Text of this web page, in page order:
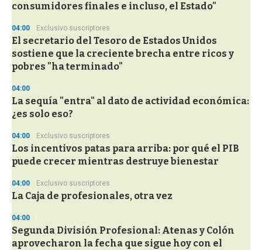
consumidores finales e incluso, el Estado"
04:00 Exclusivo suscriptores
El secretario del Tesoro de Estados Unidos
sostiene que la creciente brecha entre ricos y
pobres "ha terminado"
04:00
La sequía "entra" al dato de actividad económica:
¿es solo eso?
04:00 Exclusivo suscriptores
Los incentivos patas para arriba: por qué el PIB
puede crecer mientras destruye bienestar
04:00 Exclusivo suscriptores
La Caja de profesionales, otra vez
04:00
Segunda División Profesional: Atenas y Colón
aprovecharon la fecha que sigue hoy con el